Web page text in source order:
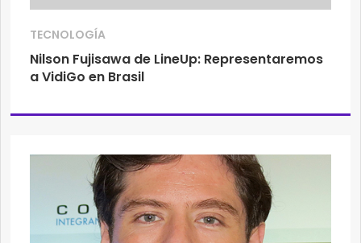
TECNOLOGÍA
Nilson Fujisawa de LineUp: Representaremos
a VidiGo en Brasil